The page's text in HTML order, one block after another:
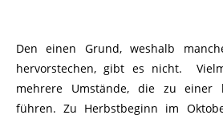
Den einen Grund, weshalb
hervorstechen, gibt es nicht.
mehrere Umstände, die zu einer
führen. Zu Herbstbeginn im